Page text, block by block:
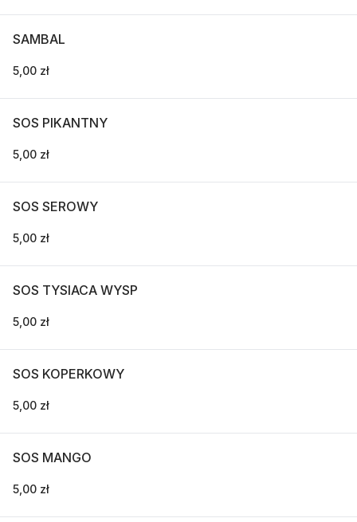
SAMBAL
5,00 zł
SOS PIKANTNY
5,00 zł
SOS SEROWY
5,00 zł
SOS TYSIACA WYSP
5,00 zł
SOS KOPERKOWY
5,00 zł
SOS MANGO
5,00 zł